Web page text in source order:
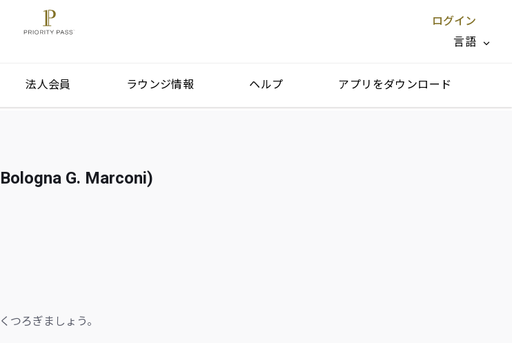
ログイン
言語
閉じる X
法人会員 ラウンジ情報 ヘルプ アプリをダウンロード
G. Marconi)
つろぎましょう。